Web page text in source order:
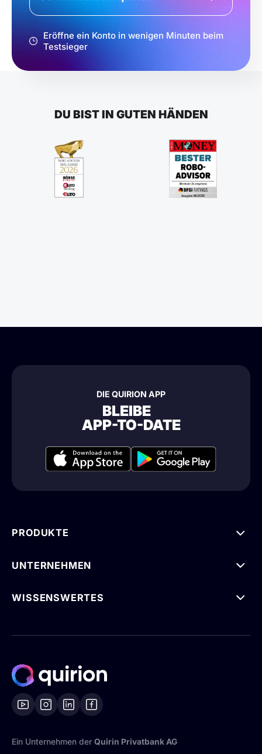
Eröffne ein Konto in wenigen Minuten beim
Testsieger
DU BIST IN GUTEN HÄNDEN
DIE QUIRION APP
BLEIBE
APP-TO-DATE
PRODUKTE
UNTERNEHMEN
WISSENSWERTES
Ein Unternehmen derQuirin Privatbank AG